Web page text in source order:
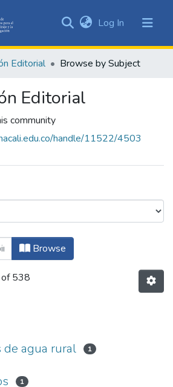
&
Collections
All of DSpace
Log In (current)
Editorial Browse by Subject
Editorial
community
handle/11522/4503
Editorial by
Browse
538
agua rural 1
1